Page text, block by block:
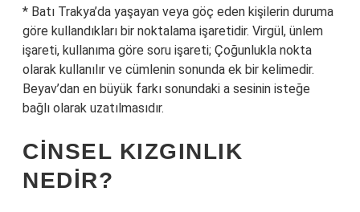
* Batı Trakya’da yaşayan veya göç eden kişilerin duruma
göre kullandıkları bir noktalama işaretidir. Virgül, ünlem
işareti, kullanıma göre soru işareti; Çoğunlukla nokta
olarak kullanılır ve cümlenin sonunda ek bir kelimedir.
Beyav’dan en büyük farkı sonundaki a sesinin isteğe
bağlı olarak uzatılmasıdır.
CINSEL KIZGINLIK
NEDIR?